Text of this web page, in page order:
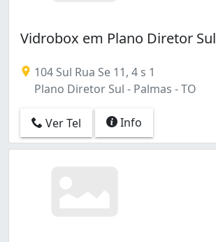
Vidrobox em Plano Diretor Sul
104 Sul Rua Se 11, 4 s 1
Plano Diretor Sul - Palmas - TO
Ver Tel Info